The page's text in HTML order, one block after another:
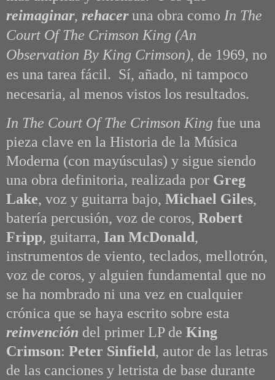
reimaginar, rehaceruna obra como In The
Court Of The Crimson King (An
Observation By King Crimson), de 1969, no
es una tarea fácil. Sí, añado, ni tampoco
necesaria, al menos vistos los resultados.
In The Court Of The Crimson King fue una
pieza clave en la Historia de la Música
Moderna (con mayúsculas) y sigue siendo
una obra definitoria, realizada por Greg
Lake, voz y guitarra bajo, Michael Giles,
batería percusión, voz de coros, Robert
Fripp, guitarra, Ian McDonald,
instrumentos de viento, teclados, mellotrón,
voz de coros, y alguien fundamental que no
se ha nombrado ni una vez en cualquier
crónica que se haya escrito sobre esta
reinvención del primer LP de King
Crimson: Peter Sinfield, autor de las letras
de las canciones y letrista de base durante